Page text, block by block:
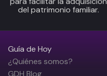
del patrimonio familiar.
Guía de Hoy
¿Quiénes somos?
GDH Blog